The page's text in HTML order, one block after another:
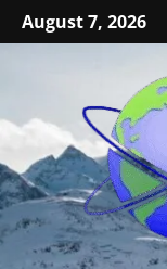
August 7, 2026